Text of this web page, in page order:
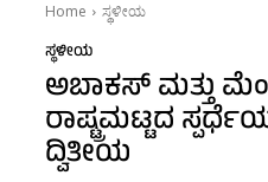
Home ಸ್ಥಳೀಯ
ಸ್ಥಳೀಯ
ಅಬಾಕಸ್ ಮತ್ತು
ರಾಷ್ಟ್ರಮಟ್ಟದ
ದ್ವಿತೀಯ